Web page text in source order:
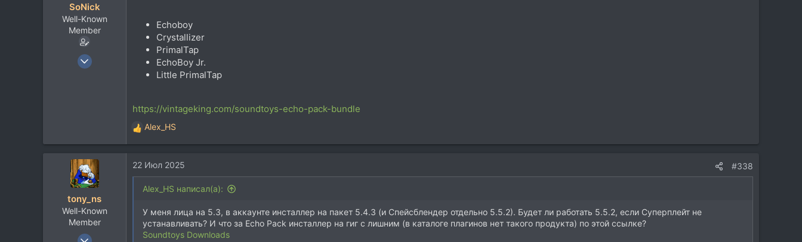
Москва
SoNick
Well-Known
Member
22 Сен 2004
Echoboy
Crystallizer
PrimalTap
EchoBoy Jr.
Little PrimalTap
https://vintageking.com/soundtoys-echo-pack-bundle
Р
е
к
ц
Alex_HS
tony_ns
Well-Known
Member
10 Мар 2004
22 Июл 2025 #338
Alex_HS написал(а):
У меня лица на 5.3, в аккаунте инсталлер на пакет 5.4.3 (и Спейсблендер отдельно 5.5.2). Будет ли работать 5.5.2, если Суперплейт не
устанавливать? И что за Echo Pack инсталлер на гиг с лишним (в каталоге плагинов нет такого продукта) по этой ссылке?
Soundtoys Downloads